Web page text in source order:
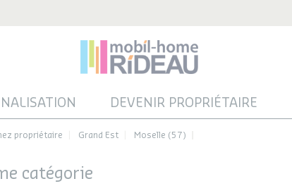
DEVENIR PROPRIÉTAIRE
propriétaire Grand Est Moselle (57)
catégorie